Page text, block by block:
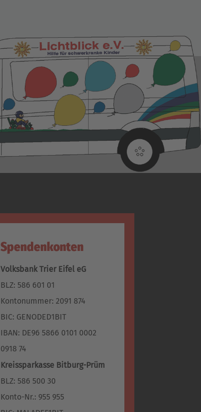
Spendenkonten
Volksbank Trier Eifel eG
BLZ: 586 601 01
Kontonummer: 2091 874
BIC: GENODED1BIT
IBAN: DE96 5866 0101 0002
0918 74
Kreissparkasse Bitburg-Prüm
BLZ: 586 500 30
Konto-Nr.: 955 955